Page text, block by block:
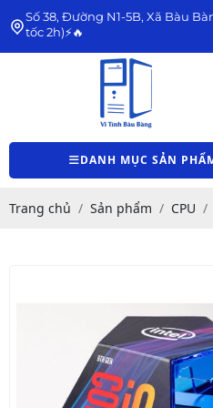
Số 38, Đường N1-5B, Xã Bàu
tốc 2h)⚡🔥
DANH MỤC SẢN
Trang chủ Sản phẩm CPU